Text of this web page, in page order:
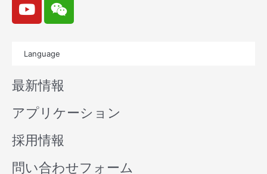
o
u
b
e
e
i
n
Language
最新情報
アプリケーション
採用情報
問い合わせフォーム